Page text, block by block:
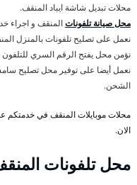
محلات تبديل شاشة ايباد المنقف.
محل صيانة تلفوناتالمنقف و اجراء
نعمل على تصليح تلفونات بالمنزل
نؤمن محل يفتح الرقم السري للتلفون
نعمل أيضا على توفير محل تصليح
الشحن.
محلات موبايلات المنقف في خدمتكم
الان.
محل تلفونات